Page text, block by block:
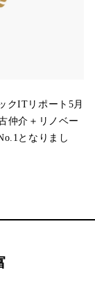
クITリポート5月
仲介＋リノベー
となりまし